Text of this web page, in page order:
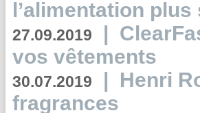
l’alimentation plus
27.09.2019 |
vos vêtements
30.07.2019 | Henri
fragrances